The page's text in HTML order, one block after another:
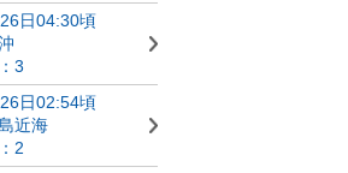
日04:30頃
3
日02:54頃
近海
2